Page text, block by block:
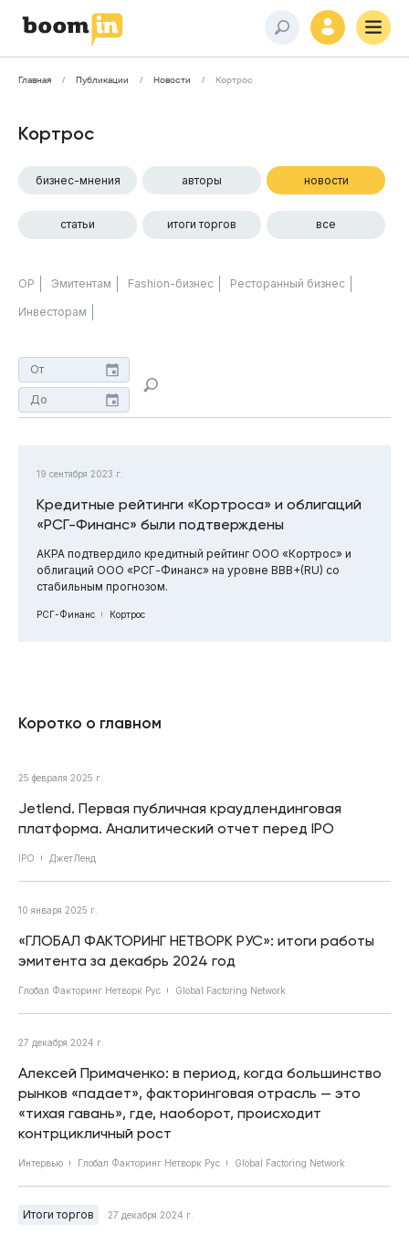
Главная Публикации Новости Кортрос
Кортрос
бизнес-мнения авторы новости
статьи итоги торгов все
ОР Эмитентам Fashion-бизнес Ресторанный бизнес
Инвесторам
19 сентября 2023 г.
Кредитные рейтинги «Кортроса» и облигаций
«РСГ-Финанс» были подтверждены
АКРА подтвердило кредитный рейтинг ООО «Кортрос» и
облигаций ООО «РСГ-Финанс» на уровне BBB+(RU) со
стабильным прогнозом.
РСГ-Финанс Кортрос
Коротко о главном
25 февраля 2025 г.
Jetlend. Первая публичная краудлендинговая
платформа. Аналитический отчет перед IPO
IPO ДжетЛенд
10 января 2025 г.
«ГЛОБАЛ ФАКТОРИНГ НЕТВОРК РУС»: итоги работы
эмитента за декабрь 2024 год
Глобал Факторинг Нетворк Рус Global Factoring Network
27 декабря 2024 г.
Алексей Примаченко: в период, когда большинство
рынков «падает», факторинговая отрасль — это
«тихая гавань», где, наоборот, происходит
контрцикличный рост
Интервью Глобал Факторинг Нетворк Рус Global Factoring Network
Итоги торгов 27 декабря 2024 г.